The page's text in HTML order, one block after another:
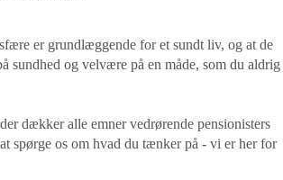
er grundlæggende for et sundt liv, og at de
sundhed og velvære på en måde, som du aldrig
dækker alle emner vedrørende pensionisters
spørge os om hvad du tænker på - vi er her for